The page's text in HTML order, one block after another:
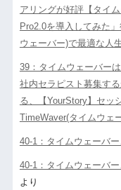
アリングが好評【タイ
Pro2.0を導入してみた
ウェーバー)で最適な人
39：タイムウェーバー
社内セラピスト募集する
る、【YourStory】セッ
TimeWaver(タイムウェ
40-1：タイムウェーバ
40-1：タイムウェーバ
より